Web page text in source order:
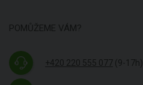
POMŮŽEME VÁM?
+420 220 555 077 (9-17h)